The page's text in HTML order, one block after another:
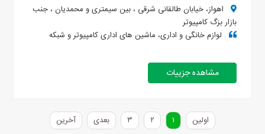
اهواز، خیابان طالقانی شرقی ، بین سیمتری و محمدیان ، جنب
بازار بزگ کامپیوتر
لوازم خانگی و اداری، ماشین های اداری کامپیوتر و شبکه
مشاهده جزییات
اولین ۱ ۲ ۳ بعدی آخرین